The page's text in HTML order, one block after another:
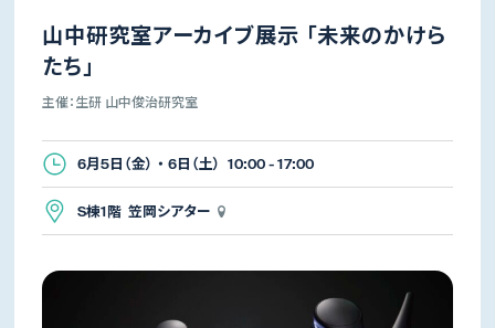
山中研究室アーカイブ展示 「未来のかけら
たち」
主催：生研 山中俊治研究室
6月5日（金） ・ 6日（土） 10:00 - 17:00
S棟1階 笠岡シアター